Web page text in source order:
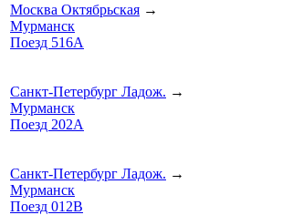
Москва Октябрьская →
Мурманск
Поезд 516А
Санкт-Петербург Ладож. →
Мурманск
Поезд 202А
Санкт-Петербург Ладож. →
Мурманск
Поезд 012В